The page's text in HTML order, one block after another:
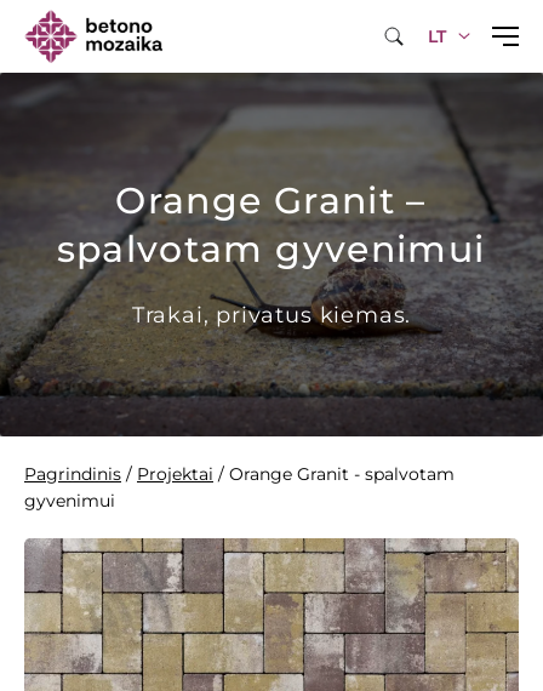
LT
Orange Granit –
spalvotam gyvenimui
Trakai, privatus kiemas.
Pagrindinis / Projektai / Orange Granit - spalvotam
gyvenimui